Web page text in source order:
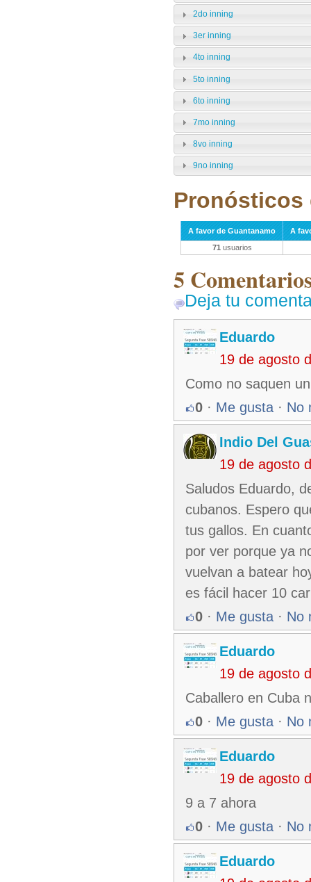
2do inning
3er inning
4to inning
5to inning
6to inning
7mo inning
8vo inning
9no inning
Pronósticos
A favor de Guantanamo
A
71 usuarios
5
Deja tu
Eduardo
19 de agosto
Como no saquen
0 · Me gusta · No
Indio Del
19 de agosto
Saludos Eduardo,
cubanos. Espero
tus gallos. En
por ver porque ya
vuelvan a batear
es fácil hacer 10
0 · Me gusta · No
Eduardo
19 de agosto
Caballero en Cuba
0 · Me gusta · No
Eduardo
19 de agosto
9 a 7 ahora
0 · Me gusta · No
Eduardo